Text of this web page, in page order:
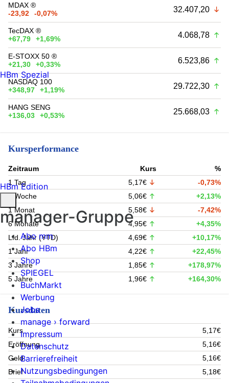
MDAX ®
-23,92
-0,07% 32.407,20
TecDAX ®
+67,79
+1,69% 4.068,78
E-STOXX 50 ®
+21,30
+0,33% 6.523,86
NASDAQ 100
+348,97
+1,19% 29.722,30
HANG SENG
+136,03
+0,53% 25.668,03
Kursperformance
Zeitraum Kurs
%
1 Tag
5,17€
-0,73%
1 Woche
5,06€
+2,13%
1 Monat
5,58€
-7,42%
6 Monate
4,95€
+4,35%
Lfd. Jahr (YTD)
4,69€
+10,17%
1 Jahr
4,22€
+22,45%
3 Jahre
1,85€
+178,97%
5 Jahre
1,96€ +164,30%
Kursdaten
Kurs
5,17€
Eröffnung
5,16€
Geld
5,16€
Brief
5,18€
HBm Spezial
HBm Edition
manager-Gruppe
Abo mm
Abo HBm
Shop
SPIEGEL
BuchMarkt
Werbung
Jobs
manage › forward
Impressum
Datenschutz
Barrierefreiheit
Nutzungsbedingungen